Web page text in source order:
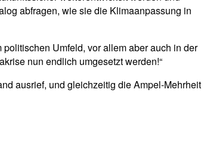
abfragen, wie sie die Klimaanpassung in
Umfeld, vor allem aber auch in der
nun endlich umgesetzt werden!“
ausrief, und gleichzeitig die Ampel-Mehrheit